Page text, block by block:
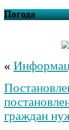
Погода
«
граждан